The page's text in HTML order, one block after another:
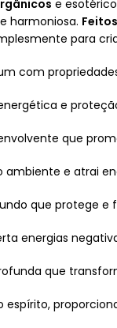
e
harmoniosa.
para
com
e
que
ambiente e atrai
que protege e
energias
que
espírito,